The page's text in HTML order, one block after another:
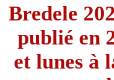
Bredele
publié en
et lunes à